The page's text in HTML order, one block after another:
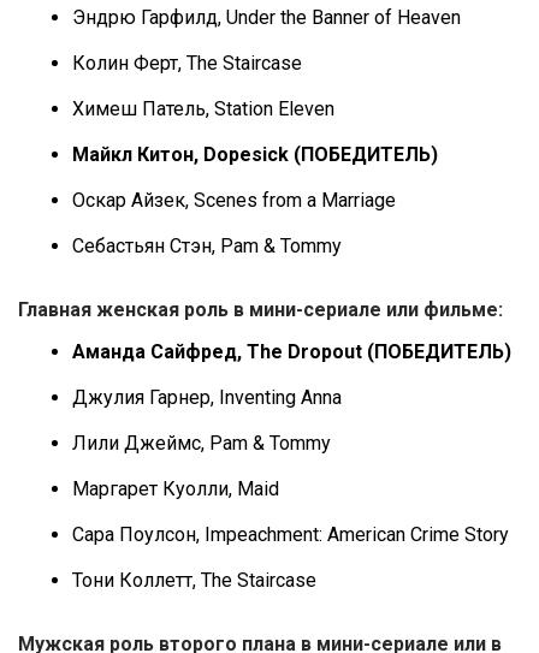
Эндрю Гарфилд, Under the Banner of Heaven
Колин Ферт, The Staircase
Химеш Патель, Station Eleven
Майкл Китон, Dopesick (ПОБЕДИТЕЛЬ)
Оскар Айзек, Scenes from a Marriage
Себастьян Стэн, Pam & Tommy
Главная женская роль в мини-сериале или фильме:
Аманда Сайфред, The Dropout (ПОБЕДИТЕЛЬ)
Джулия Гарнер, Inventing Anna
Лили Джеймс, Pam & Tommy
Маргарет Куолли, Maid
Сара Поулсон, Impeachment: American Crime Story
Тони Коллетт, The Staircase
Мужская роль второго плана в мини-сериале или в